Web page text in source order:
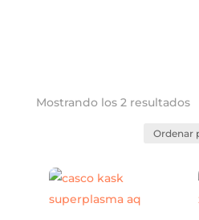
Mostrando los 2 resultados